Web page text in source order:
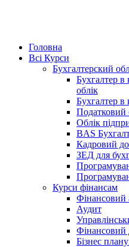
Головна
Всі Курси
Бухгалтерский
Бухгалтер в
облік
Бухгалтер в
Податковий
Облік
BAS
Кадровий
ЗЕД для
Курси фінансам
Фінансовий
Аудит
Фінансовий
Бізнес